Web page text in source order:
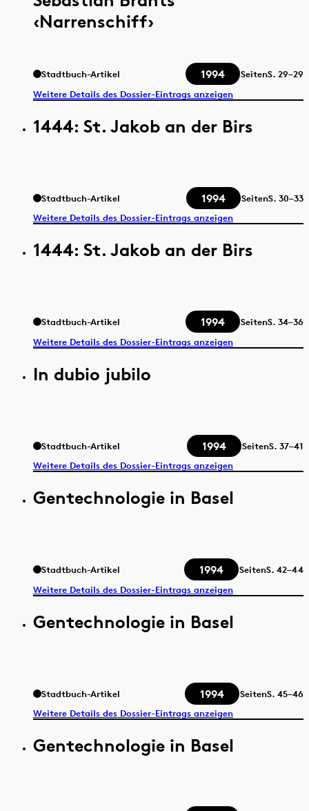
‹Narrenschiff›
Stadtbuch-Artikel 1994 SeitenS. 29–29
Weitere Details des Dossier-Eintrags anzeigen
1444: St. Jakob an der Birs
Stadtbuch-Artikel 1994 SeitenS. 30–33
Weitere Details des Dossier-Eintrags anzeigen
1444: St. Jakob an der Birs
Stadtbuch-Artikel 1994 SeitenS. 34–36
Weitere Details des Dossier-Eintrags anzeigen
In dubio jubilo
Stadtbuch-Artikel 1994 SeitenS. 37–41
Weitere Details des Dossier-Eintrags anzeigen
Gentechnologie in Basel
Stadtbuch-Artikel 1994 SeitenS. 42–44
Weitere Details des Dossier-Eintrags anzeigen
Gentechnologie in Basel
Stadtbuch-Artikel 1994 SeitenS. 45–46
Weitere Details des Dossier-Eintrags anzeigen
Gentechnologie in Basel